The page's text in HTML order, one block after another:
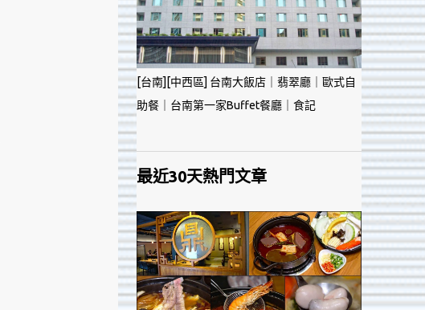
[台南][中西區] 台南大飯店｜翡翠廳｜歐式自
助餐｜台南第一家Buffet餐廳｜食記
最近30天熱門文章